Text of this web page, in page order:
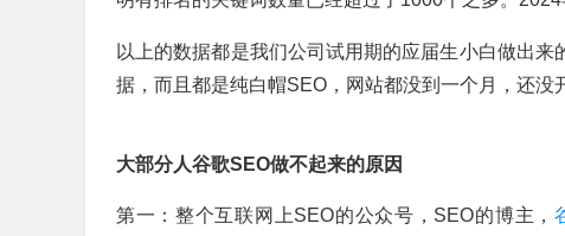
以上的数据都是我们公司试用期的应届生小白做出
据，而且都是纯白帽SEO，网站都没到一个月，还没
大部分人谷歌SEO做不起来的原因
第一：整个互联网上SEO的公众号，SEO的博主，